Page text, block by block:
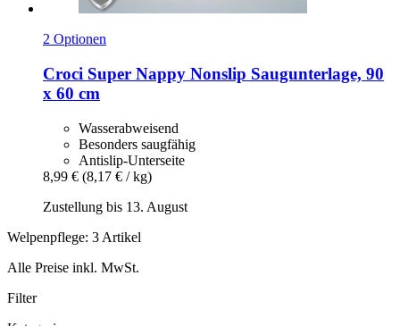
2 Optionen
Croci Super Nappy Nonslip Saugunterlage, 90
x 60 cm
Wasserabweisend
Besonders saugfähig
Antislip-Unterseite
8,99 € (8,17 € / kg)
Zustellung bis 13. August
Welpenpflege: 3 Artikel
Alle Preise inkl. MwSt.
Filter